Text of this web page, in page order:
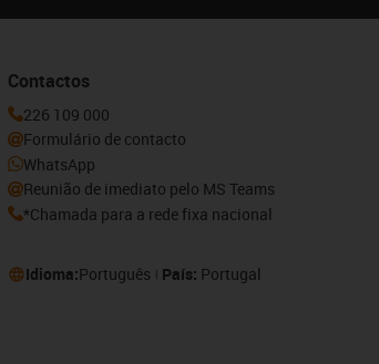
Contactos
226 109 000
Formulário de contacto
WhatsApp
Reunião de imediato pelo MS Teams
*Chamada para a rede fixa nacional
Idioma:Português País: Portugal